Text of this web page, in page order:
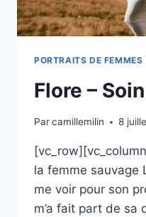
PORTRAITS DE FEMMES
Flore –
Parcamillemilin 8
la femme sauvage
me voir pour son
m’a fait part de sa